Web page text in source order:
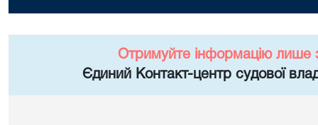
Отримуйте інформацію лише
Єдиний Контакт-центр судової